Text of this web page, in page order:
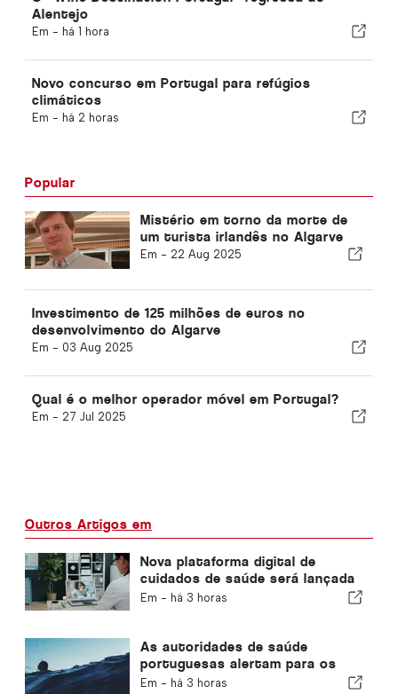
Alentejo
Em - há 1 hora
Novo concurso em Portugal para refúgios
climáticos
Em - há 2 horas
Popular
Mistério em torno da morte de
um turista irlandês no Algarve
Em - 22 Aug 2025
Investimento de 125 milhões de euros no
desenvolvimento do Algarve
Em - 03 Aug 2025
Qual é o melhor operador móvel em Portugal?
Em - 27 Jul 2025
Outros Artigos em
Nova plataforma digital de
cuidados de saúde será lançada
em Portugal
Em - há 3 horas
As autoridades de saúde
portuguesas alertam para os
perigos do afogamento
Em - há 3 horas